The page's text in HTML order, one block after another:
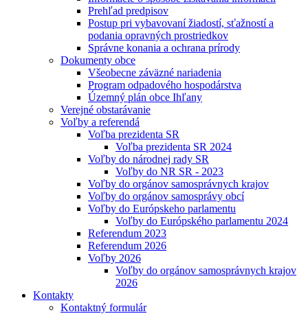
Prehľad predpisov
Postup pri vybavovaní žiadostí, sťažností a
podania opravných prostriedkov
Správne konania a ochrana prírody
Dokumenty obce
Všeobecne záväzné nariadenia
Program odpadového hospodárstva
Územný plán obce Ihľany
Verejné obstarávanie
Voľby a referendá
Voľba prezidenta SR
Voľba prezidenta SR 2024
Voľby do národnej rady SR
Voľby do NR SR - 2023
Voľby do orgánov samosprávnych krajov
Voľby do orgánov samosprávy obcí
Voľby do Európskeho parlamentu
Voľby do Európského parlamentu 2024
Referendum 2023
Referendum 2026
Voľby 2026
Voľby do orgánov samosprávnych krajov
2026
Kontakty
Kontaktný formulár